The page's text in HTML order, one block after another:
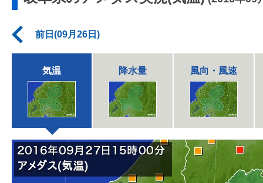
前日(09月26日)
気温 降水量 風向・風速